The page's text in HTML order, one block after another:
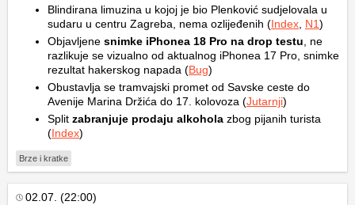
Blindirana limuzina u kojoj je bio Plenković sudjelovala u
sudaru u centru Zagreba, nema ozlijeđenih (Index N1)
Objavljene snimke iPhonea 18 Pro na drop testu , ne
razlikuje se vizualno od aktualnog iPhonea 17 Pro, snimke
rezultat hakerskog napada (Bug)
Obustavlja se tramvajski promet od Savske ceste do
Avenije Marina Držića do 17. kolovoza (Jutarnji)
Split zabranjuje prodaju alkohola zbog pijanih turista
(Index)
Brze i kratke
02.07. (22:00)